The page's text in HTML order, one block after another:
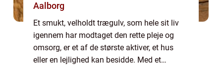
Aalborg
Et smukt, velholdt trægulv, som hele sit liv
igennem har modtaget den rette pleje og
omsorg, er et af de største aktiver, et hus
eller en lejlighed kan besidde. Med et